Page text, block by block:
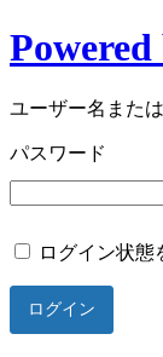
ユーザー名また
パスワード
ログイン状態